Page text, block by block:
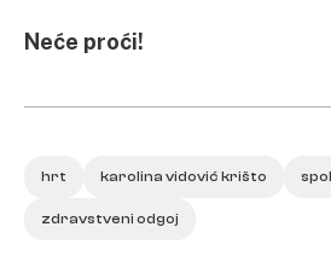
Neće proći!
hrt karolina vidović krišto
zdravstveni odgoj